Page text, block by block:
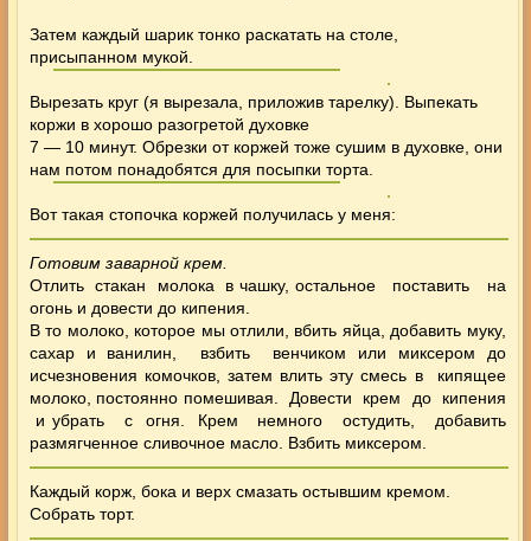
Затем каждый шарик тонко раскатать на столе,
присыпанном мукой.
Вырезать круг (я вырезала, приложив тарелку). Выпекать
коржи в хорошо разогретой духовке
7 — 10 минут. Обрезки от коржей тоже сушим в духовке, они
нам потом понадобятся для посыпки торта.
Вот такая стопочка коржей получилась у меня:
Готовим заварной крем.
Отлить стакан молока в чашку, остальное поставить на
огонь и довести до кипения.
В то молоко, которое мы отлили, вбить яйца, добавить муку,
сахар и ванилин, взбить венчиком или миксером до
исчезновения комочков, затем влить эту смесь в кипящее
молоко, постоянно помешивая. Довести крем до кипения
и убрать с огня. Крем немного остудить, добавить
размягченное сливочное масло. Взбить миксером.
Каждый корж, бока и верх смазать остывшим кремом.
Собрать торт.